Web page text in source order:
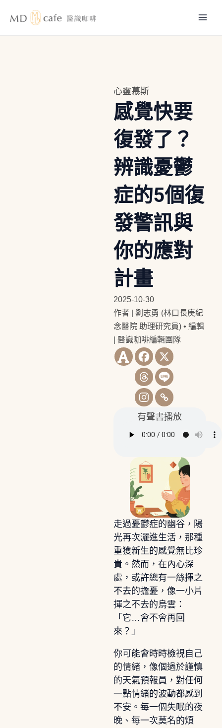
心靈慕斯
感覺快要
復發了？
辨識憂鬱
症的5個復
發警訊與
你的應對
計畫
2025-10-30
作者 | 劉志勇 (林口長庚紀
念醫院 助理研究員)• 編輯
| 醫識咖啡編輯團隊
有聲書播放
走過憂鬱症的幽谷，陽
光再次灑進生活，那種
重獲新生的感覺無比珍
貴。然而，在內心深
處，或許總有一絲揮之
不去的擔憂，像一小片
揮之不去的烏雲：
「它…會不會再回
來？」
你可能會時時檢視自己
的情緒，像個過於謹慎
的天氣預報員，對任何
一點情緒的波動都感到
不安。每一個失眠的夜
晚、每一次莫名的煩